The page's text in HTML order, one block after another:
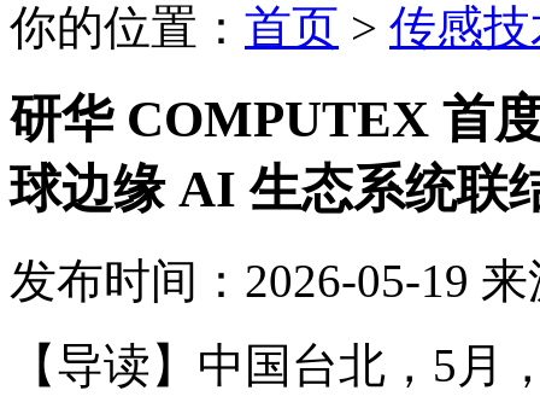
你的位置： 首页 > 传感
研华 COMPUTEX 首
球边缘 AI 生态系统联
发布时间：2026-05-19 来
【导读】中国台北，5月